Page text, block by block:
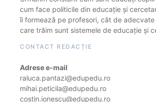
cum face politicile din educație și
îi formează pe profesori, cât de adecvate
care trăim sunt sistemele de educație și
CONTACT REDACȚIE
Adrese e-mail
raluca.pantazi@edupedu.ro
mihai.peticila@edupedu.ro
costin.ionescu@edupedu.ro